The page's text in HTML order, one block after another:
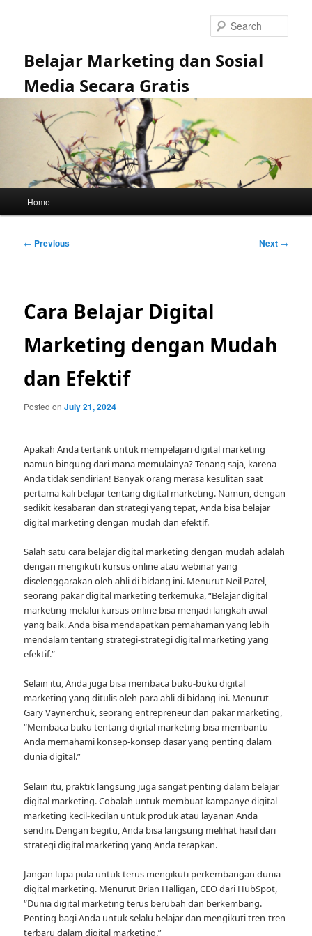
Belajar Marketing dan Sosial
Media Secara Gratis
Home
Post
← Previous Next →
Cara Belajar Digital
Marketing dengan Mudah
dan Efektif
Posted onJuly 21, 2024
Apakah Anda tertarik untuk mempelajari digital marketing
namun bingung dari mana memulainya? Tenang saja, karena
Anda tidak sendirian! Banyak orang merasa kesulitan saat
pertama kali belajar tentang digital marketing. Namun, dengan
sedikit kesabaran dan strategi yang tepat, Anda bisa belajar
digital marketing dengan mudah dan efektif.
Salah satu cara belajar digital marketing dengan mudah adalah
dengan mengikuti kursus online atau webinar yang
diselenggarakan oleh ahli di bidang ini. Menurut Neil Patel,
seorang pakar digital marketing terkemuka, “Belajar digital
marketing melalui kursus online bisa menjadi langkah awal
yang baik. Anda bisa mendapatkan pemahaman yang lebih
mendalam tentang strategi-strategi digital marketing yang
efektif.”
Selain itu, Anda juga bisa membaca buku-buku digital
marketing yang ditulis oleh para ahli di bidang ini. Menurut
Gary Vaynerchuk, seorang entrepreneur dan pakar marketing,
“Membaca buku tentang digital marketing bisa membantu
Anda memahami konsep-konsep dasar yang penting dalam
dunia digital.”
Selain itu, praktik langsung juga sangat penting dalam belajar
digital marketing. Cobalah untuk membuat kampanye digital
marketing kecil-kecilan untuk produk atau layanan Anda
sendiri. Dengan begitu, Anda bisa langsung melihat hasil dari
strategi digital marketing yang Anda terapkan.
Jangan lupa pula untuk terus mengikuti perkembangan dunia
digital marketing. Menurut Brian Halligan, CEO dari HubSpot,
“Dunia digital marketing terus berubah dan berkembang.
Penting bagi Anda untuk selalu belajar dan mengikuti tren-tren
terbaru dalam digital marketing.”